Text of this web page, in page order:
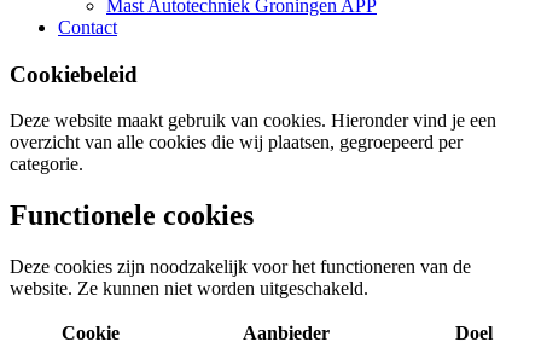
Mast Autotechniek Groningen APP
Contact
Cookiebeleid
Deze website maakt gebruik van cookies. Hieronder vind je een
overzicht van alle cookies die wij plaatsen, gegroepeerd per
categorie.
Functionele cookies
Deze cookies zijn noodzakelijk voor het functioneren van de
website. Ze kunnen niet worden uitgeschakeld.
Cookie Aanbieder Doel